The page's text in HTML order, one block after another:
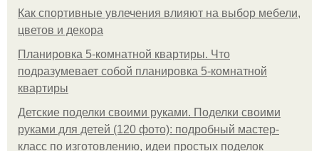
Как спортивные увлечения влияют на выбор мебели,
цветов и декора
Планировка 5-комнатной квартиры. Что
подразумевает собой планировка 5-комнатной
квартиры
Детские поделки своими руками. Поделки своими
руками для детей (120 фото): подробный мастер-
класс по изготовлению, идеи простых поделок